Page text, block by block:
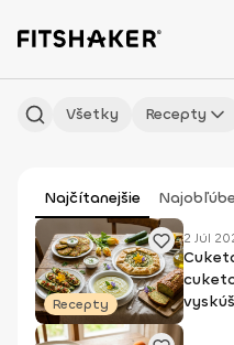
Všetky Recepty
Najčítanejšie
Recepty
2 Júl